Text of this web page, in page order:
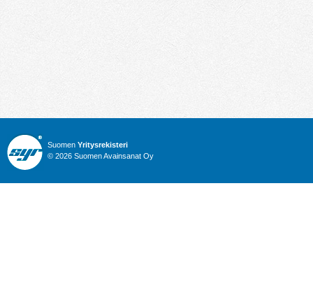
Suomen Yritysrekisteri
© 2026 Suomen Avainsanat Oy